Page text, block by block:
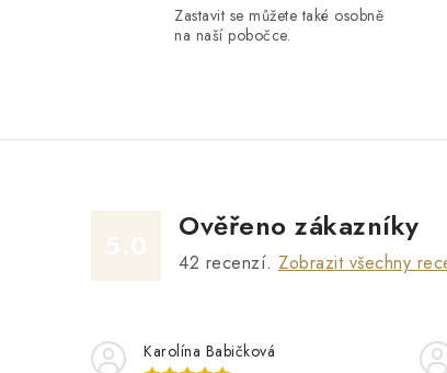
Zastavit se můžete také osobně
na naší pobočce.
Ověřeno zákazníky
42 recenzí. Zobrazit všechny
Karolína Babičková